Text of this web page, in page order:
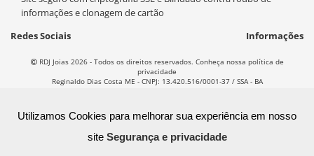
informações e clonagem de cartão
Redes Sociais
Informações
RDJ Joias 2026 - Todos os direitos reservados. Conheça nossa política de
privacidade
Reginaldo Dias Costa ME - CNPJ: 13.420.516/0001-37 / SSA - BA
Utilizamos Cookies para melhorar sua experiência em nosso
site Segurança e privacidade